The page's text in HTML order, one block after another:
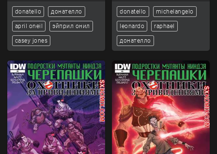
donatello донателло
april oneil эйприл онил
casey jones
donatello michelangelo
leonardo raphael
донателло